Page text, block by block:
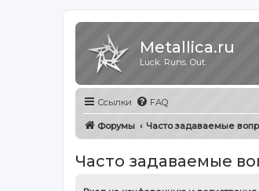
Metallica.ru
Luck. Runs. Out.
Ссылки FAQ
Форумы Часто задаваемые
Часто задаваемые